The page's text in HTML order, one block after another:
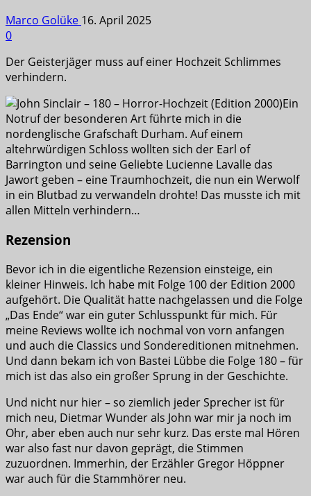
Marco Golüke 16. April 2025
0
Der Geisterjäger muss auf einer Hochzeit Schlimmes
verhindern.
Ein
Notruf der besonderen Art führte mich in die
nordenglische Grafschaft Durham. Auf einem
altehrwürdigen Schloss wollten sich der Earl of
Barrington und seine Geliebte Lucienne Lavalle das
Jawort geben – eine Traumhochzeit, die nun ein Werwolf
in ein Blutbad zu verwandeln drohte! Das musste ich mit
allen Mitteln verhindern…
Rezension
Bevor ich in die eigentliche Rezension einsteige, ein
kleiner Hinweis. Ich habe mit Folge 100 der Edition 2000
aufgehört. Die Qualität hatte nachgelassen und die Folge
„Das Ende“ war ein guter Schlusspunkt für mich. Für
meine Reviews wollte ich nochmal von vorn anfangen
und auch die Classics und Sondereditionen mitnehmen.
Und dann bekam ich von Bastei Lübbe die Folge 180 – für
mich ist das also ein großer Sprung in der Geschichte.
Und nicht nur hier – so ziemlich jeder Sprecher ist für
mich neu, Dietmar Wunder als John war mir ja noch im
Ohr, aber eben auch nur sehr kurz. Das erste mal Hören
war also fast nur davon geprägt, die Stimmen
zuzuordnen. Immerhin, der Erzähler Gregor Höppner
war auch für die Stammhörer neu.